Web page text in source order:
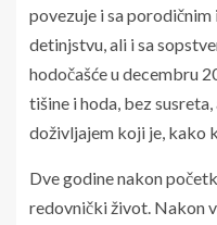
povezuje i sa
detinjstvu, ali i sa
hodočašće u decembru
tišine i hoda, bez
doživljajem koji je, kako
Dve godine nakon
redovnički život. Nakon